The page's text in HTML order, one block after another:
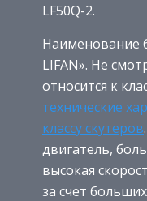
LF50Q-2.
Наименование
LIFAN». Не
относится к
технические
классу скутеров
двигатель,
высокая
за счет